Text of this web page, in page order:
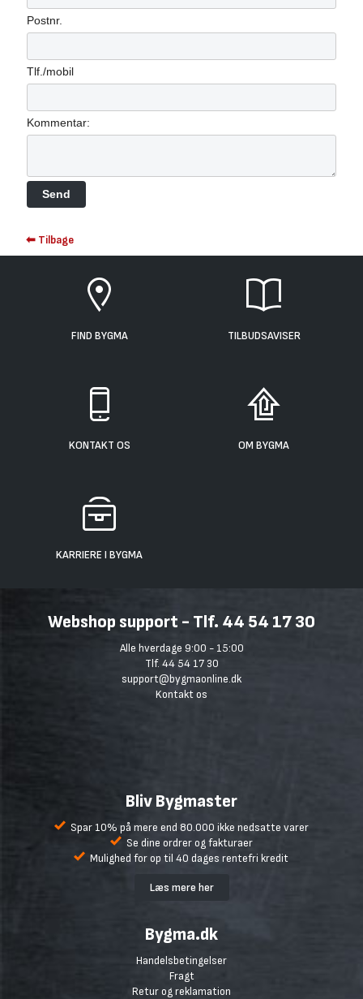
Postnr.
Tlf./mobil
Kommentar:
⬅ Tilbage
FIND BYGMA TILBUDSAVISER
KONTAKT OS OM BYGMA
KARRIERE I BYGMA
Webshop support - Tlf. 44 54 17 30
Alle hverdage 9:00 - 15:00
Tlf. 44 54 17 30
support@bygmaonline.dk
Kontakt os
Bliv Bygmaster
Spar 10% på mere end 80.000 ikke nedsatte varer
Se dine ordrer og fakturaer
Mulighed for op til 40 dages rentefri kredit
Læs mere her
Bygma.dk
Handelsbetingelser
Fragt
Retur og reklamation